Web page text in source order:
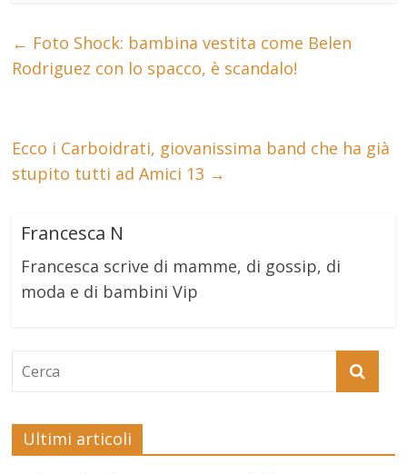
← Foto Shock: bambina vestita come Belen
Rodriguez con lo spacco, è scandalo!
Ecco i Carboidrati, giovanissima band che ha già
stupito tutti ad Amici 13 →
Francesca N
Francesca scrive di mamme, di gossip, di
moda e di bambini Vip
Ultimi articoli